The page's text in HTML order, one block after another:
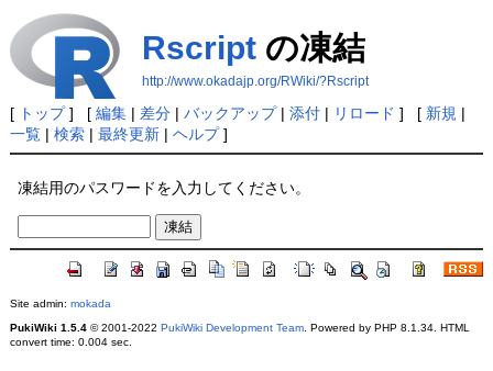
Rscriptの凍結
http://www.okadajp.org/RWiki/?Rscript
[ トップ] [ 編集| 差分| バックアップ| 添付| リロード ] [ 新規 |
一覧| 検索| 最終更新| ヘルプ]
凍結用のパスワードを入力してください。
Site admin: mokada
PukiWiki 1.5.4© 2001-2022 PukiWiki Development Team. Powered by PHP 8.1.34. HTML
convert time: 0.004 sec.